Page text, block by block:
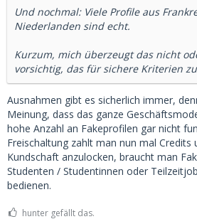
Und nochmal: Viele Profile aus
Niederlanden sind echt.
Kurzum, mich überzeugt das nicht
vorsichtig, das für sichere Kriterien
Ausnahmen gibt es sicherlich immer,
Meinung, dass das ganze
hohe Anzahl an Fakeprofilen gar nicht
Freischaltung zahlt man nun mal Credits
Kundschaft anzulocken, braucht man
Studenten / Studentinnen oder
bedienen.
hunter gefällt das.